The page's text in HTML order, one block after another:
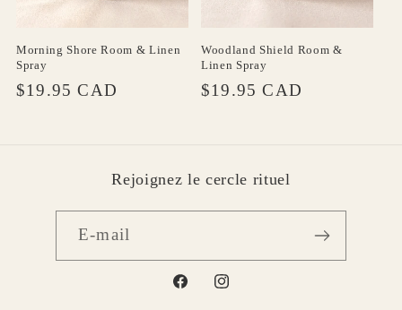
:
Morning Shore Room & Linen
Spray
Prix
$19.95 CAD
Woodland Shield Room &
Linen Spray
Prix
$19.95 CAD
Rejoignez le cercle rituel
E-mail
FacebookInstagram